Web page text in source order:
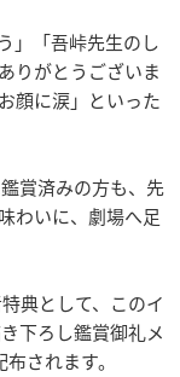
」「吾峠先生のし
りがとうございま
顔に涙」といった
賞済みの方も、先
わいに、劇場へ足
典として、このイ
下ろし鑑賞御礼メ
されます。